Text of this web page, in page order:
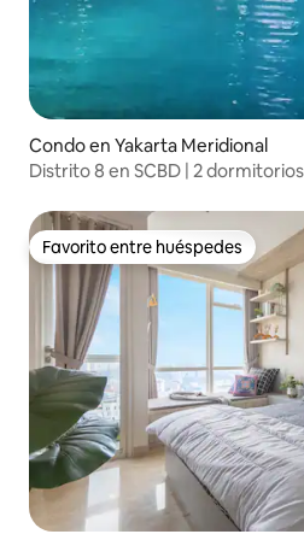
Condo en Yakarta Meridional
Distrito 8 en SCBD | 2
Favorito entre huéspedes
Favorito entre huéspedes